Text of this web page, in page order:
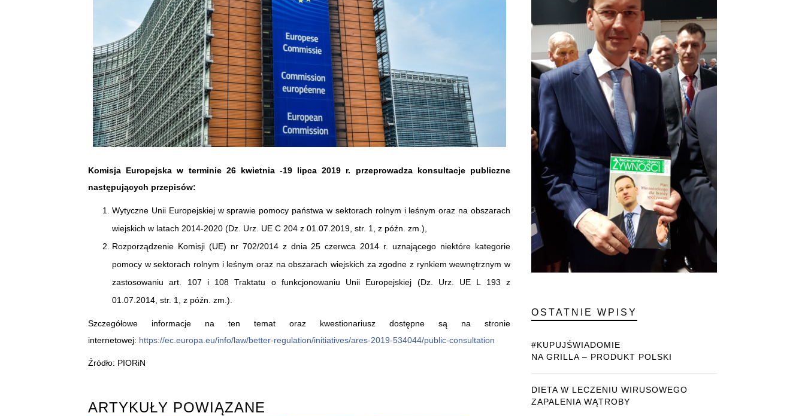
Komisja Europejska w terminie 26 kwietnia -19 lipca 2019 r. przeprowadza konsultacje publiczne
następujących przepisów:
Wytyczne Unii Europejskiej w sprawie pomocy państwa w sektorach rolnym i leśnym oraz na obszarach
wiejskich w latach 2014-2020 (Dz. Urz. UE C 204 z 01.07.2019, str. 1, z późn. zm.),
Rozporządzenie Komisji (UE) nr 702/2014 z dnia 25 czerwca 2014 r. uznającego niektóre kategorie
pomocy w sektorach rolnym i leśnym oraz na obszarach wiejskich za zgodne z rynkiem wewnętrznym w
zastosowaniu art. 107 i 108 Traktatu o funkcjonowaniu Unii Europejskiej (Dz. Urz. UE L 193 z
01.07.2014, str. 1, z późn. zm.).
Szczegółowe informacje na ten temat oraz kwestionariusz dostępne są na stronie
internetowej: https://ec.europa.eu/info/law/better-regulation/initiatives/ares-2019-534044/public-consultation
Źródło: PIORiN
ARTYKUŁY POWIĄZANE
OSTATNIE WPISY
#KUPUJŚWIADOMIE
NA GRILLA – PRODUKT POLSKI
DIETA W LECZENIU WIRUSOWEGO
ZAPALENIA WĄTROBY